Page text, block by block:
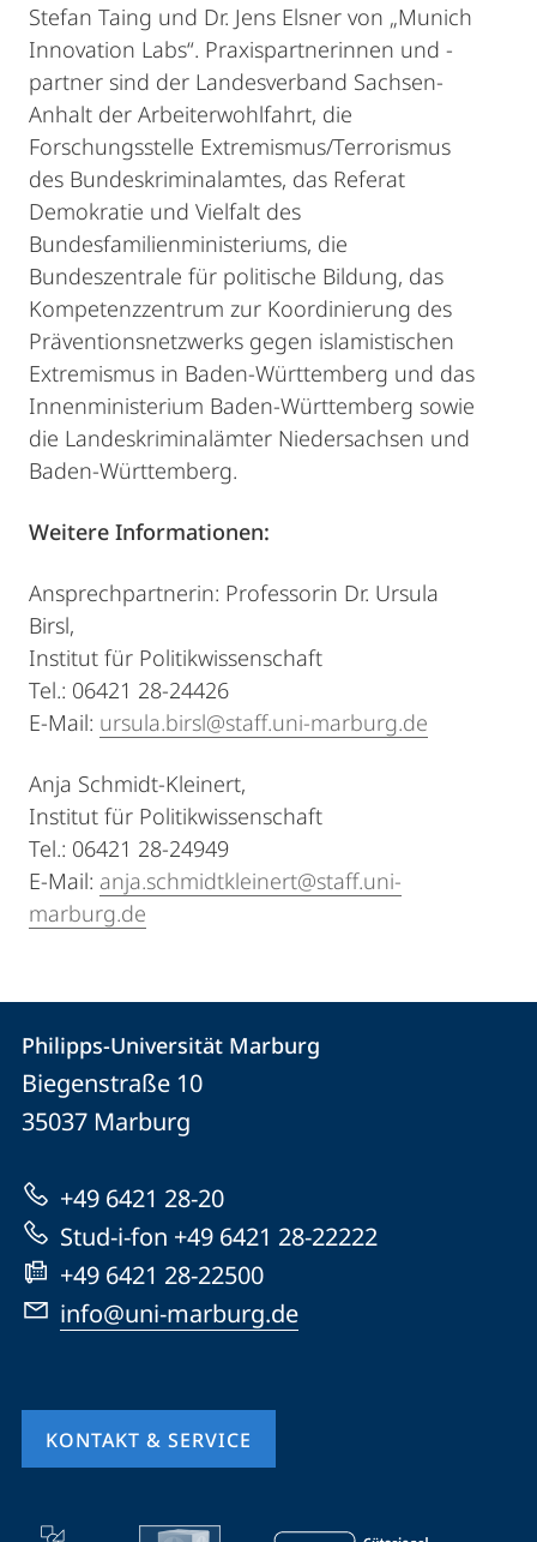
Stefan Taing und Dr. Jens Elsner von „Munich
Innovation Labs“. Praxispartnerinnen und -
partner sind der Landesverband Sachsen-
Anhalt der Arbeiterwohlfahrt, die
Forschungsstelle Extremismus/Terrorismus
des Bundeskriminalamtes, das Referat
Demokratie und Vielfalt des
Bundesfamilienministeriums, die
Bundeszentrale für politische Bildung, das
Kompetenzzentrum zur Koordinierung des
Präventionsnetzwerks gegen islamistischen
Extremismus in Baden-Württemberg und das
Innenministerium Baden-Württemberg sowie
die Landeskriminalämter Niedersachsen und
Baden-Württemberg.
Weitere Informationen:
Ansprechpartnerin: Professorin Dr. Ursula
Birsl,
Institut für Politikwissenschaft
Tel.: 06421 28-24426
E-Mail: ursula.birsl@staff.uni-marburg.de
Anja Schmidt-Kleinert,
Institut für Politikwissenschaft
Tel.: 06421 28-24949
E-Mail: anja.schmidtkleinert@staff.uni-
marburg.de
Kontakt
und
Informationen
zur
Website
Kontaktinformationen
Philipps-
Universität
Marburg
Philipps-Universität Marburg
Biegenstraße 10
35037 Marburg
+49 6421 28-20
Stud-i-fon +49 6421 28-22222
+49 6421 28-22500
info@uni-marburg.de
KONTAKT & SERVICE
Mobile-